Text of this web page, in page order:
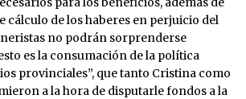
cálculo de los haberes en perjuicio del
no podrán sorprenderse
es la consumación de la política
provinciales”, que tanto Cristina como
a la hora de disputarle fondos a la